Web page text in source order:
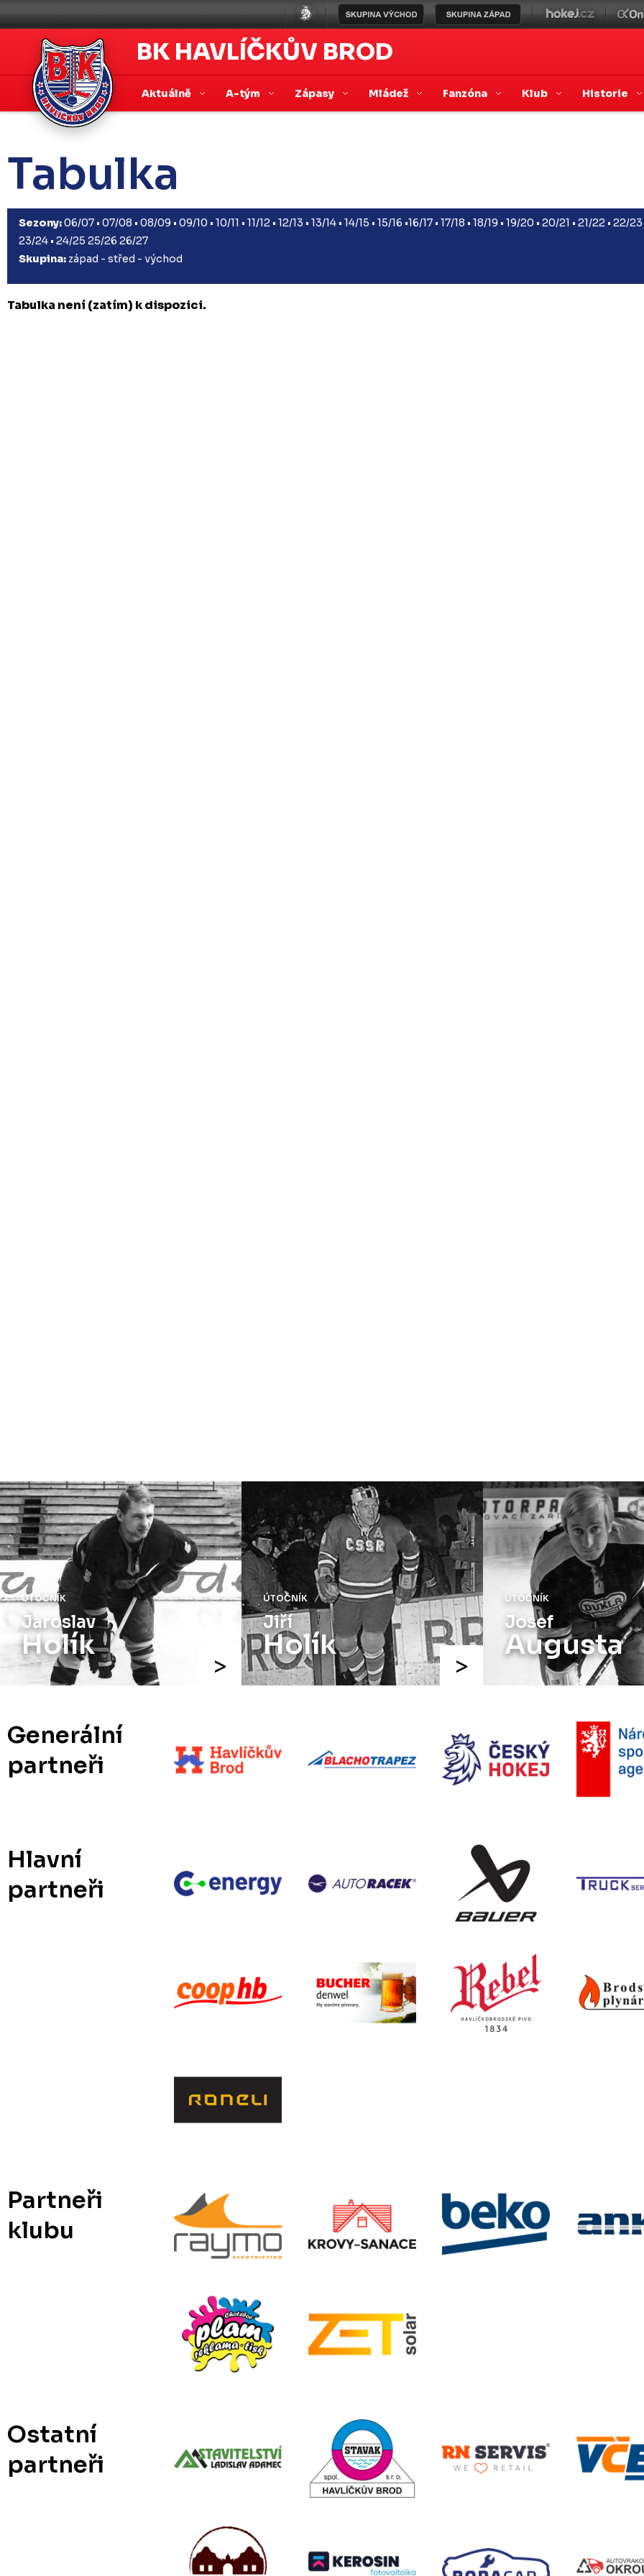
BK HAVLÍČKŮV BROD
Aktuálně A-tým Zápasy Mládež Fanzóna Klub Historie
Tabulka
Sezony:06/07 • 07/08 • 08/09 • 09/10 • 10/11 • 11/12 • 12/13 • 13/14 • 14/15 • 15/16 •16/17 • 17/18 • 18/19 • 19/20 • 20/21 • 21/22 • 22/23
23/24 • 24/25 25/26 26/27
Skupina: západ - střed - východ
Tabulka není (zatím) k dispozici.
ÚTOČNÍK
Jaroslav
Holík
ÚTOČNÍK
Jiří
Holík
ÚTOČNÍK
Josef
Augusta
Generální
partneři
Hlavní
partneři
Partneři
klubu
Ostatní
partneři